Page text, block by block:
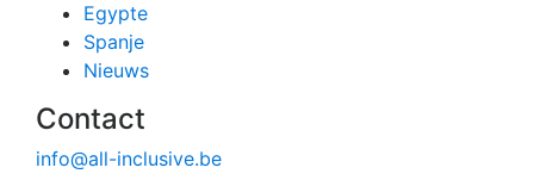
Egypte
Spanje
Nieuws
Contact
info@all-inclusive.be